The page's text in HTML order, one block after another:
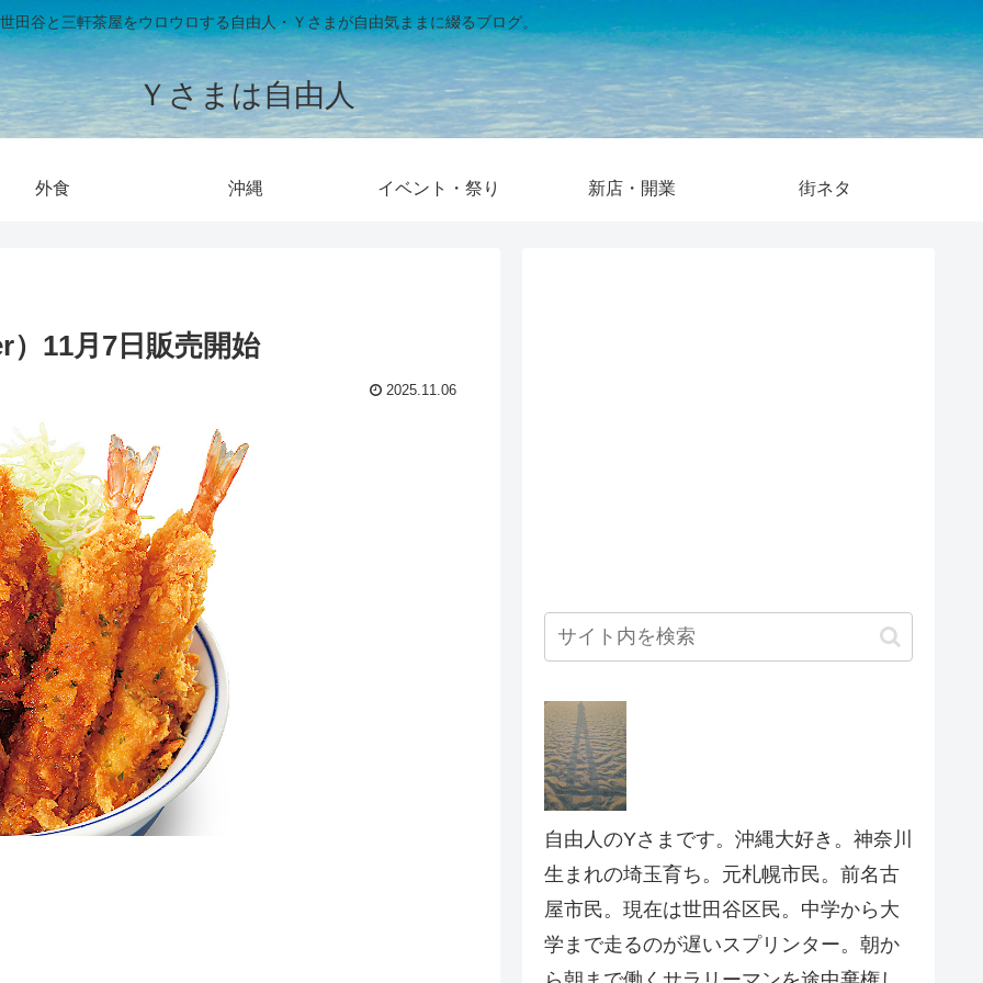
田谷と三軒茶屋をウロウロする自由人・Ｙさまが自由気ままに綴るブログ。
Ｙさまは自由人
外食 沖縄 イベント・祭り 新店・開業 街ネタ
11月7日販売開始
2025.11.06
自由人のYさまです。沖縄大好き。神奈川
生まれの埼玉育ち。元札幌市民。前名古
屋市民。現在は世田谷区民。中学から大
学まで走るのが遅いスプリンター。朝か